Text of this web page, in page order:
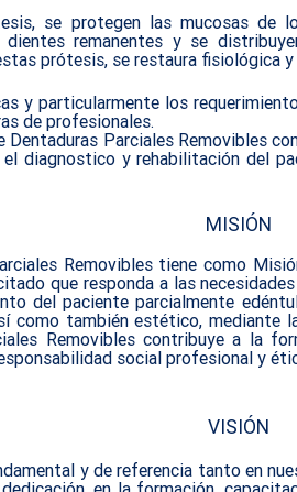
se protegen las mucosas de
remanentes y se
prótesis, se restaura fisiológica
y particularmente los
de profesionales.
Dentaduras Parciales Removibles
diagnostico y rehabilitación del
MISIÓN
Removibles tiene como
que responda a las
del paciente parcialmente
como también estético, mediante
Removibles contribuye a la
social profesional y
VISIÓN
y de referencia tanto en